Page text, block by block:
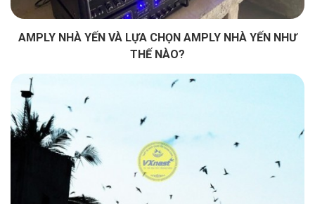
AMPLY NHÀ YẾN VÀ LỰA CHỌN AMPLY NHÀ YẾN NHƯ
THẾ NÀO?